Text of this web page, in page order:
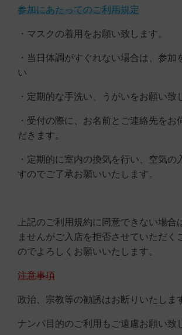
参加にあたってのご利用規定
・マスクの着用をお願い致します。
・当日体調がすぐれない場合は、参加
い
・定期的な手洗い、うがいをお願い致
・受付の際に、お名前とご連絡先をお
だきます。
・定期的に室内の換気を行い、空気の
すのでご了承お願いいたします。
上記のご利用規約に同意できない場合
ませんがご入店を拒否させていただく
のでよろしくお願いいたします。
注意事項
政治、宗教等の勧誘はお断りいたしま
ナンパ目的のご利用もご遠慮お願い致